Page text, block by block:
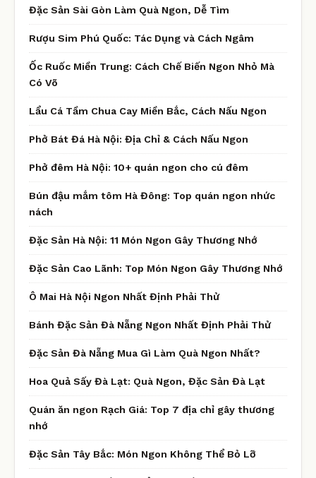
Đặc Sản Sài Gòn Làm Quà Ngon, Dễ Tìm
Rượu Sim Phú Quốc: Tác Dụng và Cách Ngâm
Ốc Ruốc Miền Trung: Cách Chế Biến Ngon Nhỏ Mà
Có Võ
Lẩu Cá Tầm Chua Cay Miền Bắc, Cách Nấu Ngon
Phở Bát Đá Hà Nội: Địa Chỉ & Cách Nấu Ngon
Phở đêm Hà Nội: 10+ quán ngon cho cú đêm
Bún đậu mắm tôm Hà Đông: Top quán ngon nhức
nách
Đặc Sản Hà Nội: 11 Món Ngon Gây Thương Nhớ
Đặc Sản Cao Lãnh: Top Món Ngon Gây Thương Nhớ
Ô Mai Hà Nội Ngon Nhất Định Phải Thử
Bánh Đặc Sản Đà Nẵng Ngon Nhất Định Phải Thử
Đặc Sản Đà Nẵng Mua Gì Làm Quà Ngon Nhất?
Hoa Quả Sấy Đà Lạt: Quà Ngon, Đặc Sản Đà Lạt
Quán ăn ngon Rạch Giá: Top 7 địa chỉ gây thương
nhớ
Đặc Sản Tây Bắc: Món Ngon Không Thể Bỏ Lỡ